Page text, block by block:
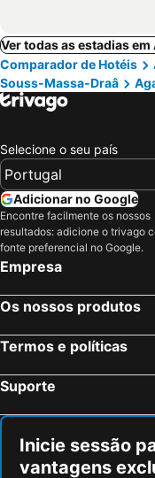
Ver todas as estadias em
Comparador de Hotéis
Souss-Massa-Draâ
Selecione o seu país
Adicionar no Google
Encontre facilmente os nossos
resultados: adicione o trivago
fonte preferencial no Google.
Empresa
Os nossos produtos
Termos e políticas
Suporte
Inicie sessão
vantagens